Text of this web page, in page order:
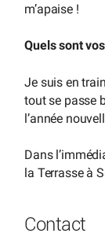
m’apaise !
Quels sont
Je suis en
tout se passe
l’année
Dans
la Terrasse à
Contact